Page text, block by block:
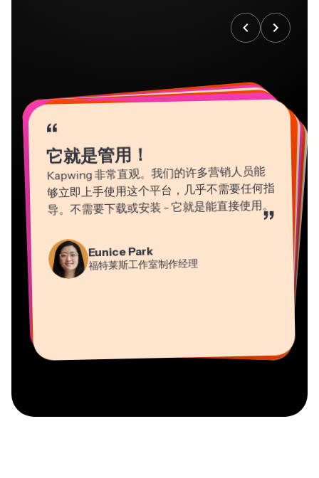
“
它就是管用！
Kapwing 非常直观。我们的许多营销人员能
够立即上手使用这个平台，几乎不需要任何指
导。不需要下载或安装 - 它就是能直接使用。
”
Eunice Park
福特莱斯工作室制作经理
“
“
Panos Papagapiou
埃帕斯隆合伙人
“
Kerry-lee Farla
Gracie Peng
内容总监
“
视频编辑器
Heidi Rae
“
Natasha Ball
顾问
“
Dina Segovia